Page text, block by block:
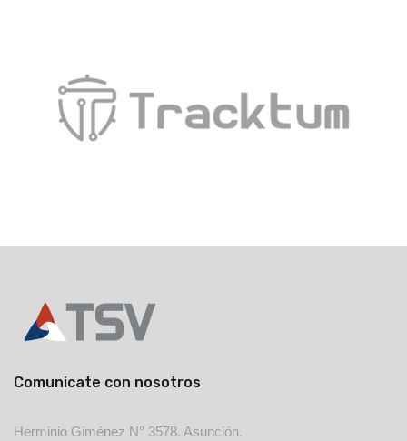
Comunicate con nosotros
Herminio Giménez N° 3578. Asunción.